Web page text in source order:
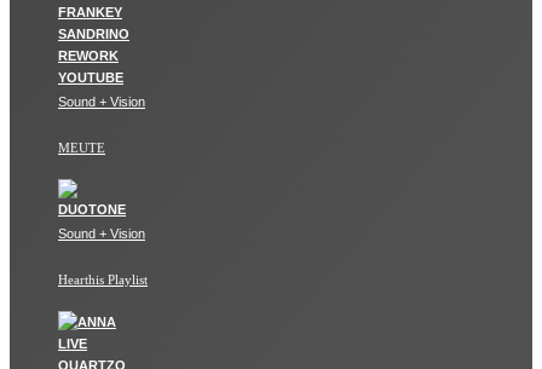
Sound + Vision
MEUTE
Sound + Vision
Hearthis Playlist